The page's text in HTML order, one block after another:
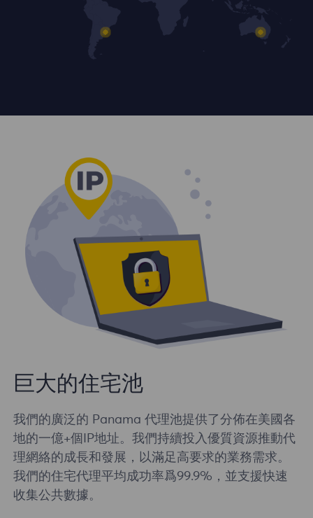
巨大的住宅池
我們的廣泛的 Panama 代理池提供了分佈在美國各
地的一億+個IP地址。我們持續投入優質資源推動代
理網絡的成長和發展，以滿足高要求的業務需求。
我們的住宅代理平均成功率爲99.9%，並支援快速
收集公共數據。